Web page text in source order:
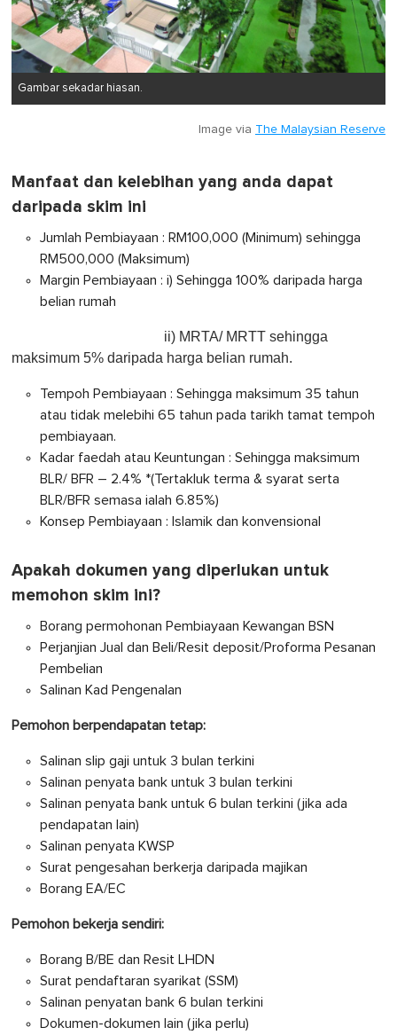
Gambar sekadar hiasan.
Image via The Malaysian Reserve
Manfaat dan kelebihan yang anda dapat
daripada skim ini
Jumlah Pembiayaan : RM100,000 (Minimum) sehingga
RM500,000 (Maksimum)
Margin Pembiayaan : i) Sehingga 100% daripada harga
belian rumah
ii) MRTA/ MRTT sehingga
maksimum 5% daripada harga belian rumah.
Tempoh Pembiayaan : Sehingga maksimum 35 tahun
atau tidak melebihi 65 tahun pada tarikh tamat tempoh
pembiayaan.
Kadar faedah atau Keuntungan : Sehingga maksimum
BLR/ BFR – 2.4% *(Tertakluk terma & syarat serta
BLR/BFR semasa ialah 6.85%)
Konsep Pembiayaan : Islamik dan konvensional
Apakah dokumen yang diperlukan untuk
memohon skim ini?
Borang permohonan Pembiayaan Kewangan BSN
Perjanjian Jual dan Beli/Resit deposit/Proforma Pesanan
Pembelian
Salinan Kad Pengenalan
Pemohon berpendapatan tetap:
Salinan slip gaji untuk 3 bulan terkini
Salinan penyata bank untuk 3 bulan terkini
Salinan penyata bank untuk 6 bulan terkini (jika ada
pendapatan lain)
Salinan penyata KWSP
Surat pengesahan berkerja daripada majikan
Borang EA/EC
Pemohon bekerja sendiri:
Borang B/BE dan Resit LHDN
Surat pendaftaran syarikat (SSM)
Salinan penyatan bank 6 bulan terkini
Dokumen-dokumen lain (jika perlu)